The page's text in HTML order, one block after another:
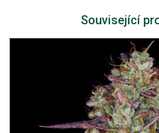
Související